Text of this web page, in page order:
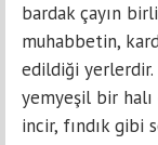
bardak çayın
muhabbetin,
edildiği
yemyeşil bir
incir, fındık gibi